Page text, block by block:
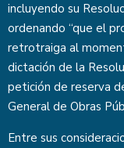
incluyendo su
ordenando “que el
retrotraiga al
dictación de la
petición de reserva
General de Obras
Entre sus